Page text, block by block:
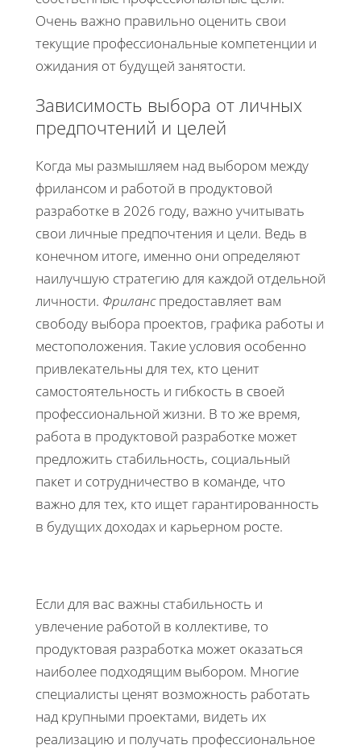
Очень важно правильно оценить свои
текущие профессиональные компетенции и
ожидания от будущей занятости.
Зависимость выбора от личных
предпочтений и целей
Когда мы размышляем над выбором между
фрилансом и работой в продуктовой
разработке в 2026 году, важно учитывать
свои личные предпочтения и цели. Ведь в
конечном итоге, именно они определяют
наилучшую стратегию для каждой отдельной
личности. Фриланспредоставляет вам
свободу выбора проектов, графика работы и
местоположения. Такие условия особенно
привлекательны для тех, кто ценит
самостоятельность и гибкость в своей
профессиональной жизни. В то же время,
работа в продуктовой разработке может
предложить стабильность, социальный
пакет и сотрудничество в команде, что
важно для тех, кто ищет гарантированность
в будущих доходах и карьерном росте.
Если для вас важны стабильность и
увлечение работой в коллективе, то
продуктовая разработка может оказаться
наиболее подходящим выбором. Многие
специалисты ценят возможность работать
над крупными проектами, видеть их
реализацию и получать профессиональное